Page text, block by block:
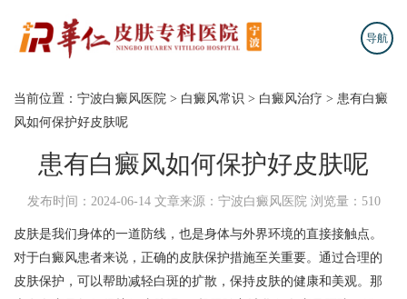
导航
当前位置： 宁波白癜风医院 > 白癜风常识 > 白癜风治疗 > 患有白癜
风如何保护好皮肤呢
患有白癜风如何保护好皮肤呢
发布时间：2024-06-14 文章来源：宁波白癜风医院 浏览量：510
皮肤是我们身体的一道防线，也是身体与外界环境的直接接触点。
对于白癜风患者来说，正确的皮肤保护措施至关重要。通过合理的
皮肤保护，可以帮助减轻白斑的扩散，保持皮肤的健康和美观。那